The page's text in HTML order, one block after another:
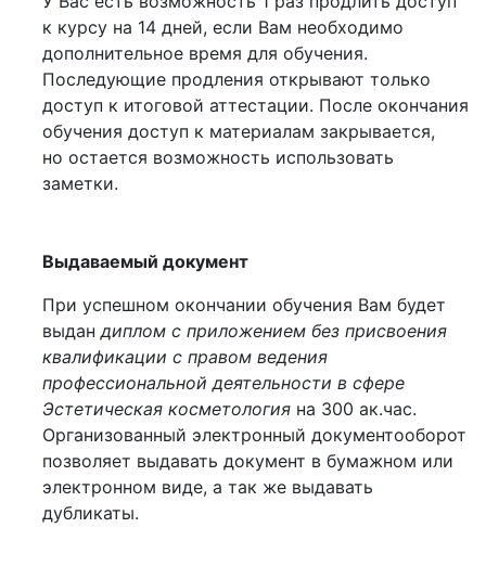
к курсу на 14 дней, если Вам необходимо
дополнительное время для обучения.
Последующие продления открывают только
доступ к итоговой аттестации. После окончания
обучения доступ к материалам закрывается,
но остается возможность использовать
заметки.
Выдаваемый документ
При успешном окончании обучения Вам будет
выдандиплом с приложением без присвоения
квалификации с правом ведения
профессиональной деятельности в сфере
Эстетическая косметология на 300 ак.час.
Организованный электронный документооборот
позволяет выдавать документ в бумажном или
электронном виде, а так же выдавать
дубликаты.